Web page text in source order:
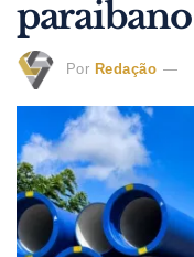
paraibano
Por Redação